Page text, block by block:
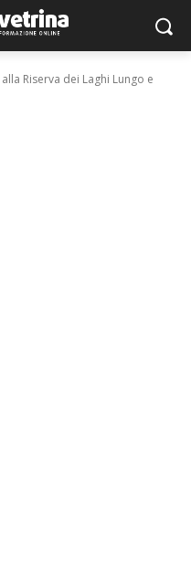
Riserva dei Laghi Lungo e